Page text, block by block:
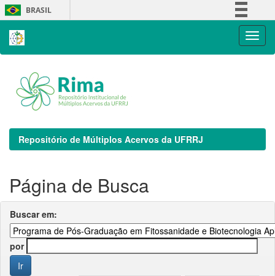
Skip
navigation
BRASIL
Repositório de Múltiplos Acervos da UFRRJ
Página de Busca
Buscar em:
por